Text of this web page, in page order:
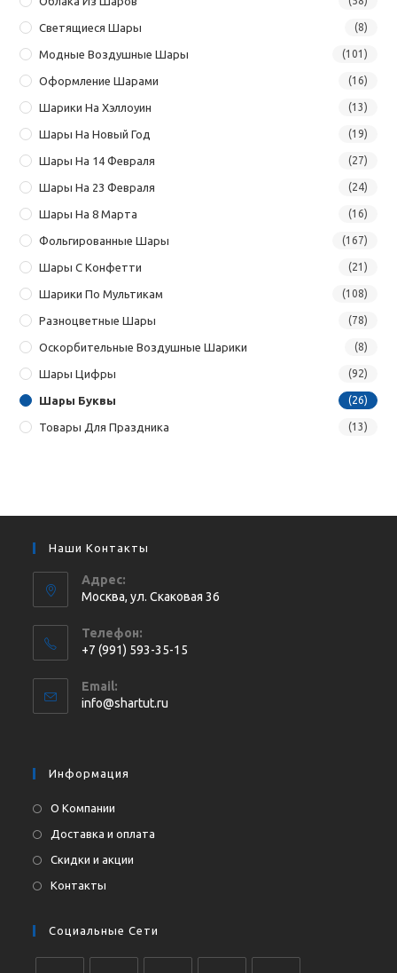
Светящиеся Шары (8)
Модные Воздушные Шары (101)
Оформление Шарами (16)
Шарики На Хэллоуин (13)
Шары На Новый Год (19)
Шары На 14 Февраля (27)
Шары На 23 Февраля (24)
Шары На 8 Марта (16)
Фольгированные Шары (167)
Шары С Конфетти (21)
Шарики По Мультикам (108)
Разноцветные Шары (78)
Оскорбительные Воздушные Шарики (8)
Шары Цифры (92)
Шары Буквы (26)
Товары Для Праздника (13)
Наши Контакты
Адрес:
Москва, ул. Cкаковая 36
Телефон:
+7 (991) 593-35-15
в
вашем
Email:
info@shartut.ru
Информация
О Компании
Доставка и оплата
Скидки и акции
Контакты
Социальные Сети